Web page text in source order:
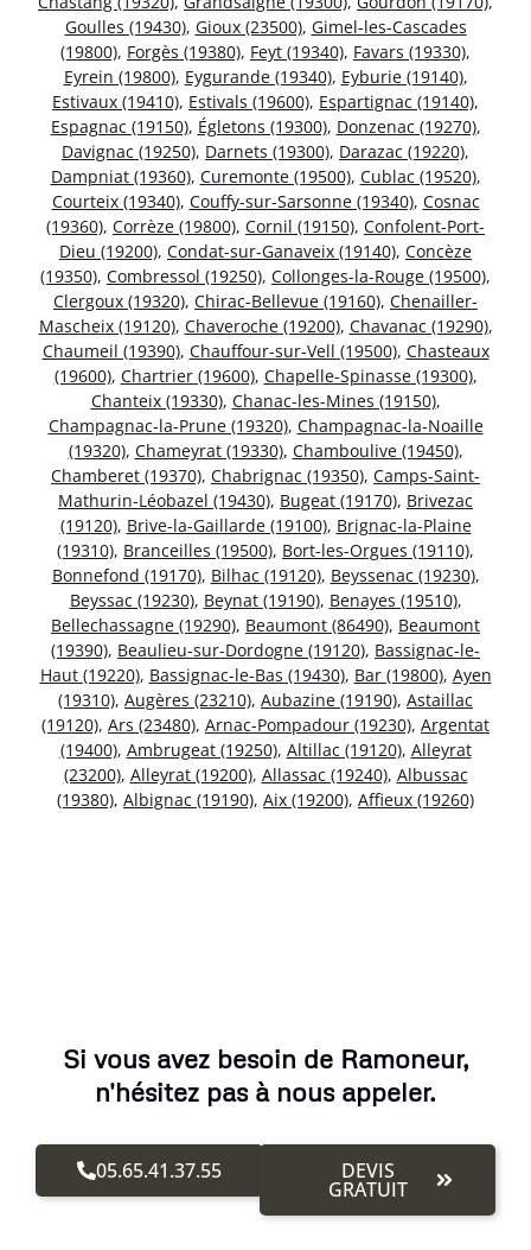
Goulles (19430), Gioux (23500), Gimel-les-Cascades
(19800), Forgès (19380), Feyt (19340), Favars (19330),
Eyrein (19800), Eygurande (19340), Eyburie (19140),
Estivaux (19410), Estivals (19600), Espartignac (19140),
Espagnac (19150), Égletons (19300), Donzenac (19270),
Davignac (19250), Darnets (19300), Darazac (19220),
Dampniat (19360), Curemonte (19500), Cublac (19520),
Courteix (19340), Couffy-sur-Sarsonne (19340), Cosnac
(19360), Corrèze (19800), Cornil (19150), Confolent-Port-
Dieu (19200), Condat-sur-Ganaveix (19140), Concèze
(19350), Combressol (19250), Collonges-la-Rouge (19500),
Clergoux (19320), Chirac-Bellevue (19160), Chenailler-
Mascheix (19120), Chaveroche (19200), Chavanac (19290),
Chaumeil (19390), Chauffour-sur-Vell (19500), Chasteaux
(19600), Chartrier (19600), Chapelle-Spinasse (19300),
Chanteix (19330), Chanac-les-Mines (19150),
Champagnac-la-Prune (19320), Champagnac-la-Noaille
(19320), Chameyrat (19330), Chamboulive (19450),
Chamberet (19370), Chabrignac (19350), Camps-Saint-
Mathurin-Léobazel (19430), Bugeat (19170), Brivezac
(19120), Brive-la-Gaillarde (19100), Brignac-la-Plaine
(19310), Branceilles (19500), Bort-les-Orgues (19110),
Bonnefond (19170), Bilhac (19120), Beyssenac (19230),
Beyssac (19230), Beynat (19190), Benayes (19510),
Bellechassagne (19290), Beaumont (86490), Beaumont
(19390), Beaulieu-sur-Dordogne (19120), Bassignac-le-
Haut (19220), Bassignac-le-Bas (19430), Bar (19800), Ayen
(19310), Augères (23210), Aubazine (19190), Astaillac
(19120), Ars (23480), Arnac-Pompadour (19230), Argentat
(19400), Ambrugeat (19250), Altillac (19120), Alleyrat
(23200), Alleyrat (19200), Allassac (19240), Albussac
(19380), Albignac (19190), Aix (19200), Affieux (19260)
Si vous avez besoin de Ramoneur,
n'hésitez pas à nous appeler.
05.65.41.37.55 DEVIS
GRATUIT